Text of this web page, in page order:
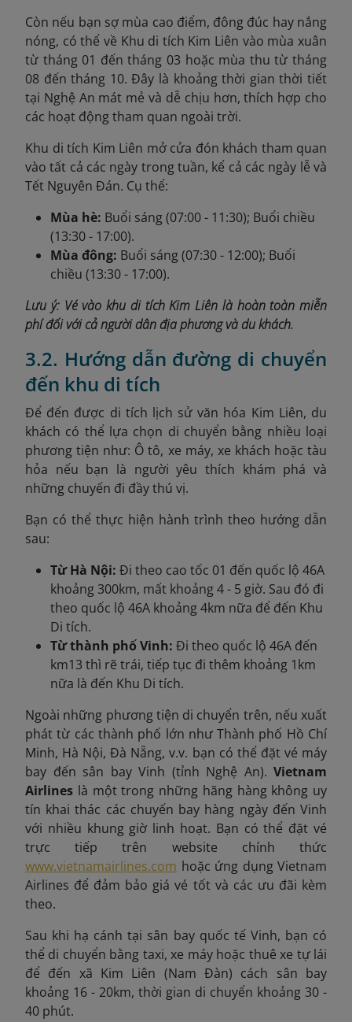
Còn nếu bạn sợ mùa cao điểm, đông đúc hay nắng
nóng, có thể về Khu di tích Kim Liên vào mùa xuân
từ tháng 01 đến tháng 03 hoặc mùa thu từ tháng
08 đến tháng 10. Đây là khoảng thời gian thời tiết
tại Nghệ An mát mẻ và dễ chịu hơn, thích hợp cho
các hoạt động tham quan ngoài trời.
Khu di tích Kim Liên mở cửa đón khách tham quan
vào tất cả các ngày trong tuần, kể cả các ngày lễ và
Tết Nguyên Đán. Cụ thể:
Mùa hè: Buổi sáng (07:00 - 11:30); Buổi chiều
(13:30 - 17:00).
Mùa đông: Buổi sáng (07:30 - 12:00); Buổi
chiều (13:30 - 17:00).
Lưu ý: Vé vào khu di tích Kim Liên là hoàn toàn miễn
phí đối với cả người dân địa phương và du khách.
3.2. Hướng dẫn đường di chuyển
đến khu di tích
Để đến được di tích lịch sử văn hóa Kim Liên, du
khách có thể lựa chọn di chuyển bằng nhiều loại
phương tiện như: Ô tô, xe máy, xe khách hoặc tàu
hỏa nếu bạn là người yêu thích khám phá và
những chuyến đi đầy thú vị.
Bạn có thể thực hiện hành trình theo hướng dẫn
sau:
Từ Hà Nội: Đi theo cao tốc 01 đến quốc lộ 46A
khoảng 300km, mất khoảng 4 - 5 giờ. Sau đó đi
theo quốc lộ 46A khoảng 4km nữa để đến Khu
Di tích.
Từ thành phố Vinh: Đi theo quốc lộ 46A đến
km13 thì rẽ trái, tiếp tục đi thêm khoảng 1km
nữa là đến Khu Di tích.
Ngoài những phương tiện di chuyển trên, nếu xuất
phát từ các thành phố lớn như Thành phố Hồ Chí
Minh, Hà Nội, Đà Nẵng, v.v. bạn có thể đặt vé máy
bay đến sân bay Vinh (tỉnh Nghệ An). Vietnam
Airlines là một trong những hãng hàng không uy
tín khai thác các chuyến bay hàng ngày đến Vinh
với nhiều khung giờ linh hoạt. Bạn có thể đặt vé
trực tiếp trên website chính thức
www.vietnamairlines.com hoặc ứng dụng Vietnam
Airlines để đảm bảo giá vé tốt và các ưu đãi kèm
theo.
Sau khi hạ cánh tại sân bay quốc tế Vinh, bạn có
thể di chuyển bằng taxi, xe máy hoặc thuê xe tự lái
để đến xã Kim Liên (Nam Đàn) cách sân bay
khoảng 16 - 20km, thời gian di chuyển khoảng 30 -
40 phút.